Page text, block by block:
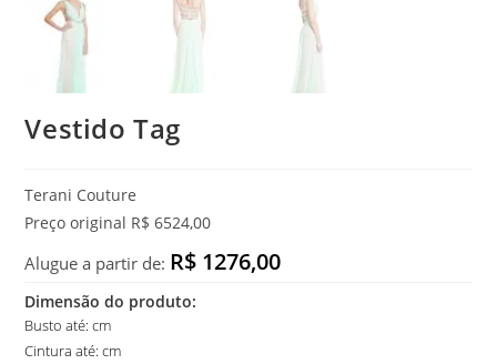
Vestido Tag
Terani Couture
Preço original R$ 6524,00
Alugue a partir de: R$ 1276,00
Dimensão do produto:
Busto até: cm
Cintura até: cm